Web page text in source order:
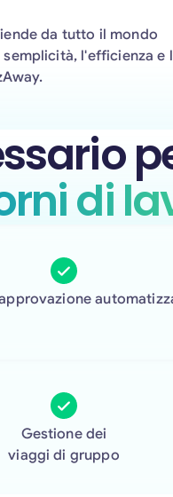
da tutto il mondo
l'efficienza e
di
Gestione dei
viaggi di gruppo